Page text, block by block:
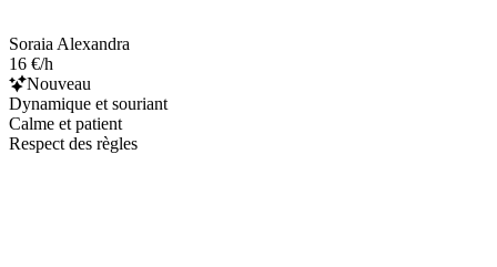
Soraia Alexandra
16 €/h
Nouveau
Dynamique et souriant
Calme et patient
Respect des règles